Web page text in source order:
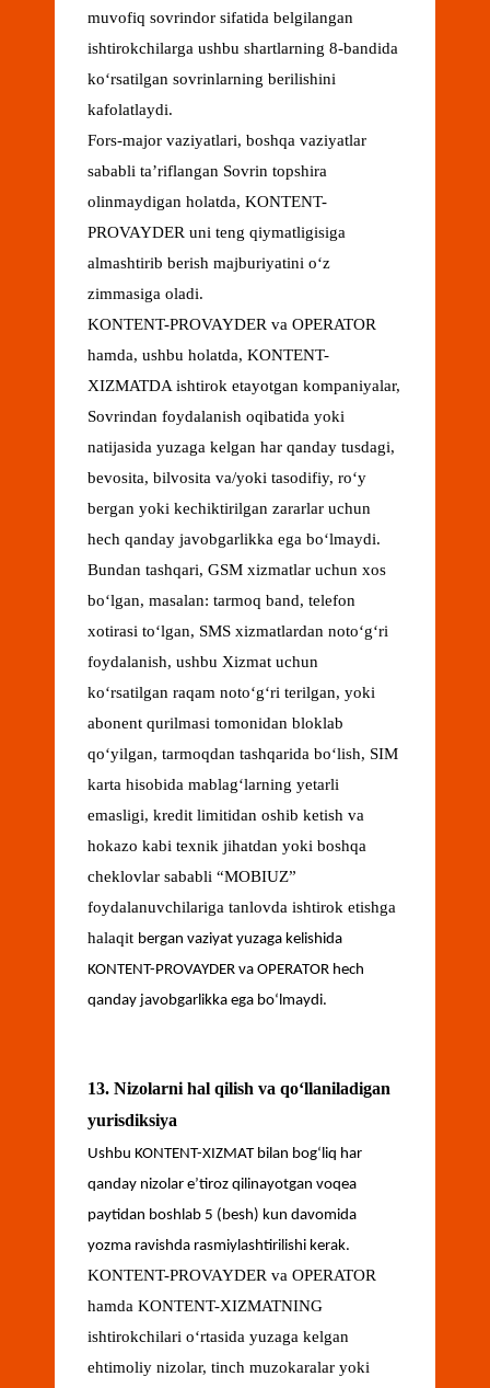
muvofiq sovrindor sifatida belgilangan
ishtirokchilarga ushbu shartlarning 8-bandida
koʻrsatilgan sovrinlarning berilishini
kafolatlaydi.
Fors-major vaziyatlari, boshqa vaziyatlar
sababli taʼriflangan Sovrin topshira
olinmaydigan holatda, KONTENT-
PROVAYDER uni teng qiymatligisiga
almashtirib berish majburiyatini oʻz
zimmasiga oladi.
KONTENT-PROVAYDER va OPERATOR
hamda, ushbu holatda, KONTENT-
XIZMATDA ishtirok etayotgan kompaniyalar,
Sovrindan foydalanish oqibatida yoki
natijasida yuzaga kelgan har qanday tusdagi,
bevosita, bilvosita va/yoki tasodifiy, roʻy
bergan yoki kechiktirilgan zararlar uchun
hech qanday javobgarlikka ega boʻlmaydi.
Bundan tashqari, GSM xizmatlar uchun xos
boʻlgan, masalan: tarmoq band, telefon
xotirasi toʻlgan, SMS xizmatlardan notoʻgʻri
foydalanish, ushbu Xizmat uchun
koʻrsatilgan raqam notoʻgʻri terilgan, yoki
abonent qurilmasi tomonidan bloklab
qoʻyilgan, tarmoqdan tashqarida boʻlish, SIM
karta hisobida mablagʻlarning yetarli
emasligi, kredit limitidan oshib ketish va
hokazo kabi texnik jihatdan yoki boshqa
cheklovlar sababli “MOBIUZ”
foydalanuvchilariga tanlovda ishtirok etishga
halaqit bergan vaziyat yuzaga kelishida
KONTENT-PROVAYDER va OPERATOR hech
qanday javobgarlikka ega boʻlmaydi.
13. Nizolarni hal qilish va qoʻllaniladigan
yurisdiksiya
Ushbu KONTENT-XIZMAT bilan bogʻliq har
qanday nizolar eʼtiroz qilinayotgan voqea
paytidan boshlab 5 (besh) kun davomida
yozma ravishda rasmiylashtirilishi kerak.
KONTENT-PROVAYDER va OPERATOR
hamda KONTENT-XIZMATNING
ishtirokchilari oʻrtasida yuzaga kelgan
ehtimoliy nizolar, tinch muzokaralar yoki